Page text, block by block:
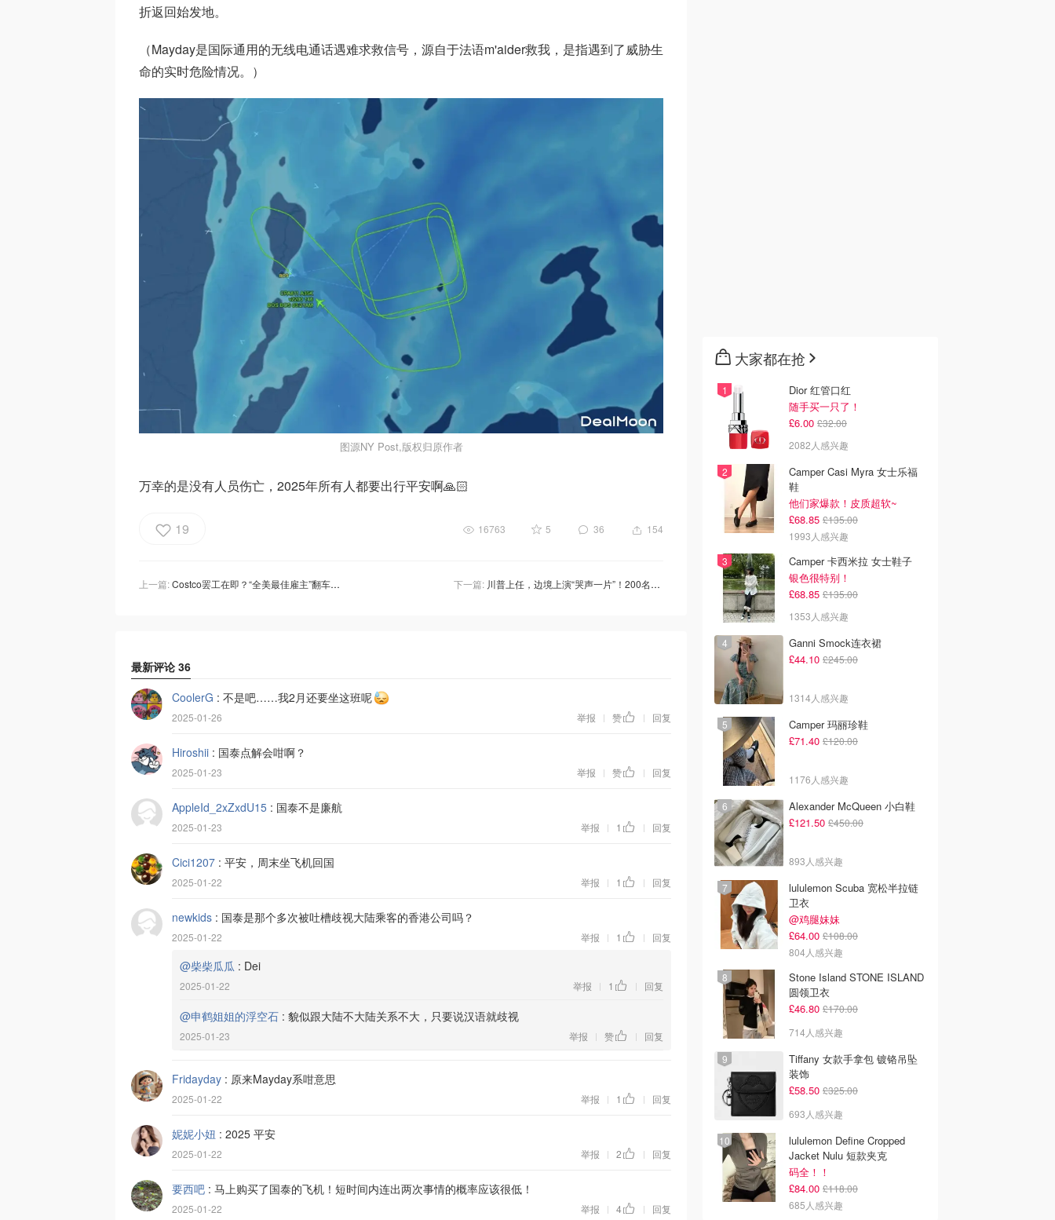
折返回始发地。
（Mayday是国际通用的无线电通话遇难求救信号，源自于法语m'aider救我，是指遇到了威胁生
命的实时危险情况。）
图源NY Post,版权归原作者
万幸的是没有人员伤亡，2025年所有人都要出行平安啊🙏🏻
19 16763 5 36 154
上一篇:Costco罢工在即？“全美最佳雇主”翻车了？ 下一篇: 川普上任，边境上演“哭声一片”！200名移民拒绝离开美墨边境，CBP One预约被取消
最新评论 36
CoolerG : 不是吧……我2月还要坐这班呢
2025-01-26 举报 | 赞 | 回复
Hiroshii : 国泰点解会咁啊？
2025-01-23 举报 | 赞 | 回复
AppleId_2xZxdU15 : 国泰不是廉航
2025-01-23 举报 | 1 | 回复
Cici1207 : 平安，周末坐飞机回国
2025-01-22 举报 | 1 | 回复
newkids : 国泰是那个多次被吐槽歧视大陆乘客的香港公司吗？
2025-01-22 举报 | 1 | 回复
@柴柴瓜瓜 : Dei
2025-01-22 举报 | 1 | 回复
@申鹤姐姐的浮空石 : 貌似跟大陆不大陆关系不大，只要说汉语就歧视
2025-01-23 举报 | 赞 | 回复
Fridayday : 原来Mayday系咁意思
2025-01-22 举报 | 1 | 回复
妮妮小妞 : 2025 平安
2025-01-22 举报 | 2 | 回复
要西吧 : 马上购买了国泰的飞机！短时间内连出两次事情的概率应该很低！
2025-01-22 举报 | 4 | 回复
大家都在抢
Dior 红管口红
随手买一只了！
£6.00 £32.00
2082人感兴趣
Camper Casi Myra 女士乐福
鞋
他们家爆款！皮质超软~
£68.85 £135.00
1993人感兴趣
Camper 卡西米拉 女士鞋子
银色很特别！
£68.85 £135.00
1353人感兴趣
Ganni Smock连衣裙
£44.10 £245.00
1314人感兴趣
Camper 玛丽珍鞋
£71.40 £120.00
1176人感兴趣
Alexander McQueen 小白鞋
£121.50 £450.00
893人感兴趣
lululemon Scuba 宽松半拉链
卫衣
@鸡腿妹妹
£64.00 £108.00
804人感兴趣
Stone Island STONE ISLAND
圆领卫衣
£46.80 £170.00
714人感兴趣
Tiffany 女款手拿包 镀铬吊坠
装饰
£58.50 £325.00
693人感兴趣
lululemon Define Cropped
Jacket Nulu 短款夹克
码全！！
£84.00 £118.00
685人感兴趣